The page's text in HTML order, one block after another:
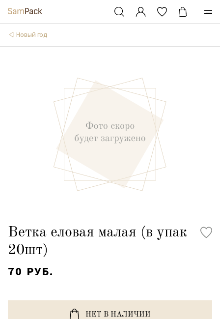
Новый год
Ветка еловая малая (в упак
20шт)
70 РУБ.
НЕТ В НАЛИЧИИ